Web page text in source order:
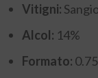
Vitigni:
Alcol: 14%
Formato: